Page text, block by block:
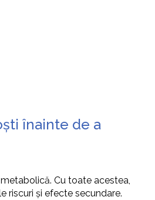
înainte de a
Cu toate acestea,
riscuri și efecte secundare.